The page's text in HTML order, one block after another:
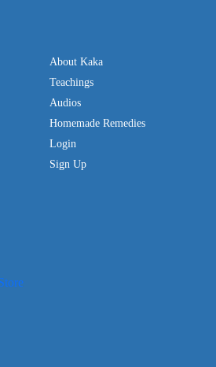
About Kaka
Teachings
Audios
Homemade Remedies
Login
Sign Up